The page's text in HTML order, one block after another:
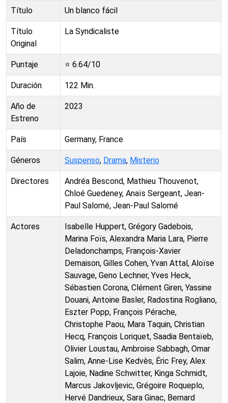
Título Un blanco fácil
Título
Original
La Syndicaliste
Puntaje ⭐ 6.64/10
Duración 122 Min.
Año de
Estreno
2023
País Germany, France
Géneros Suspenso, Drama, Misterio
Directores
Andréa Bescond, Mathieu Thouvenot,
Chloé Guedeney, Anaïs Sergeant, Jean-
Paul Salomé, Jean-Paul Salomé
Actores
Isabelle Huppert, Grégory Gadebois,
Marina Foïs, Alexandra Maria Lara, Pierre
Deladonchamps, François-Xavier
Demaison, Gilles Cohen, Yvan Attal, Aloïse
Sauvage, Geno Lechner, Yves Heck,
Sébastien Corona, Clément Giren, Yassine
Douani, Antoine Basler, Radostina Rogliano,
Eszter Popp, François Pérache,
Christophe Paou, Mara Taquin, Christian
Hecq, François Loriquet, Saadia Bentaïeb,
Olivier Loustau, Ambroise Sabbagh, Omar
Salim, Anne-Lise Kedvès, Éric Frey, Alex
Lajoie, Nadine Schwitter, Kinga Schmidt,
Marcus Jakovljevic, Grégoire Roqueplo,
Hervé Dandrieux, Sara Ginac, Bernard